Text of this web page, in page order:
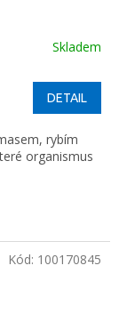
Skladem
DETAIL
rybím
organismus
Kód: 100170845